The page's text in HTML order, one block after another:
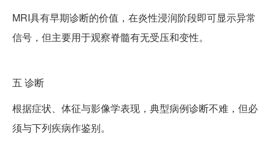
MRI具有早期诊断的价值，在炎性浸润阶段即可显示异常
信号，但主要用于观察脊髓有无受压和变性。
五 诊断
根据症状、体征与影像学表现，典型病例诊断不难，但必
须与下列疾病作鉴别。